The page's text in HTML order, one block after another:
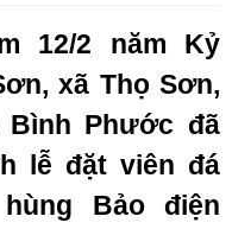
12/2 năm Kỷ
xã Thọ Sơn,
Phước đã
lễ đặt viên đá
Bảo điện